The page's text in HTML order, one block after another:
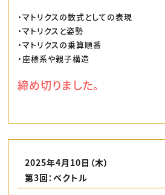
・マトリクスの数式としての表現
・マトリクスと姿勢
・マトリクスの乗算順番
・座標系や親子構造
締め切りました。
2025年4月10日（木）
第3回：ベクトル